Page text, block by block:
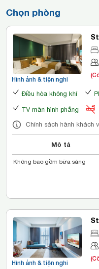
Chọn phòng
Hình ảnh & tiện nghi
Điều hòa không khí
TV màn hình phẳng
Chính sách hành khách
Mô tả
Không bao gồm bữa sáng
Hình ảnh & tiện nghi